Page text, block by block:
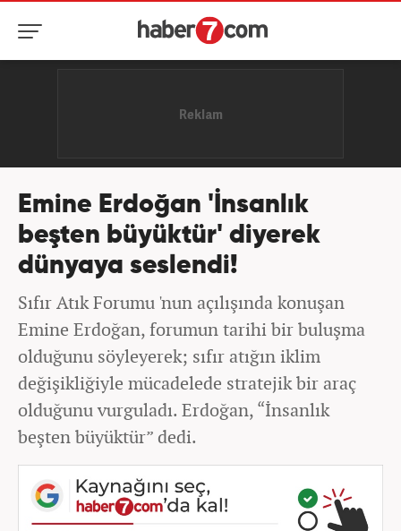
Emine Erdoğan 'İnsanlık
beşten büyüktür' diyerek
dünyaya seslendi!
Sıfır Atık Forumu 'nun açılışında konuşan
Emine Erdoğan, forumun tarihi bir buluşma
olduğunu söyleyerek; sıfır atığın iklim
değişikliğiyle mücadelede stratejik bir araç
olduğunu vurguladı. Erdoğan, “İnsanlık
beşten büyüktür” dedi.